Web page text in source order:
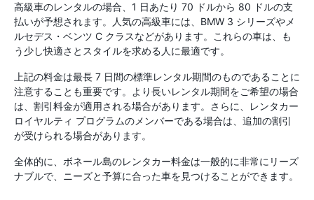
高級車のレンタルの場合、1 日あたり 70 ドルから 80 ドルの支
払いが予想されます。人気の高級車には、BMW 3 シリーズやメ
ルセデス・ベンツ C クラスなどがあります。これらの車は、も
う少し快適さとスタイルを求める人に最適です。
上記の料金は最長 7 日間の標準レンタル期間のものであることに
注意することも重要です。より長いレンタル期間をご希望の場合
は、割引料金が適用される場合があります。さらに、レンタカー
ロイヤルティ プログラムのメンバーである場合は、追加の割引
が受けられる場合があります。
全体的に、ボネール島のレンタカー料金は一般的に非常にリーズ
ナブルで、ニーズと予算に合った車を見つけることができます。